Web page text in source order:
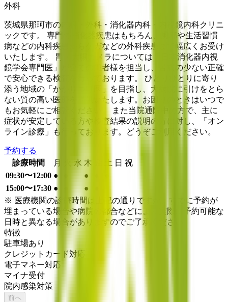
外科
茨城県那珂市の内科・外科・消化器内科・内視鏡内科クリニ
ックです。 専門の消化器疾患はもちろん、風邪や生活習慣
病などの内科疾患からケガなどの外科疾患まで幅広くお受け
いたします。 胃・大腸カメラについては「日本消化器内視
鏡学会専門医」が全ての患者様を担当し、苦痛の少ない正確
で安心できる検査を行っております。 ひとりひとりに寄り
添う地域の「かかりつけ医」を目指し、大病院に引けをとら
ない質の高い医療を提供いたします。お困りのときはいつで
もお気軽にご相談ください。 また当院通院中の方で、主に
症状が安定している方や検査結果の説明の方に対し、「オン
ライン診療」も行っております。どうぞご利用ください。
予約する
診療時間
月 水 木 土 日 祝
09:30〜12:00 ● ●
15:00〜17:30 ● ●
※ 医療機関の診療時間は上記の通りですが、すでに予約が
埋まっている場合や病院の都合などにより実際に予約可能な
日時と異なる場合がありますのでご了承ください
特徴
駐車場あり
クレジットカード対応
電子マネー対応
マイナ受付
院内感染対策
前へ